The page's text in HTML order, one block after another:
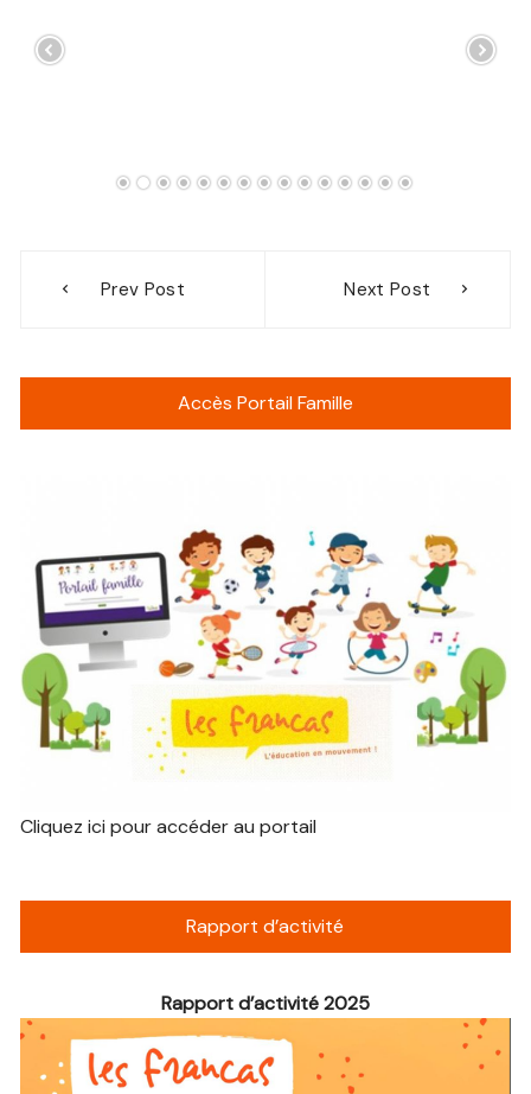
Prev Post Next Post
Accès Portail Famille
Cliquez ici pour accéder au portail
Rapport d’activité
Rapport d’activité 2025